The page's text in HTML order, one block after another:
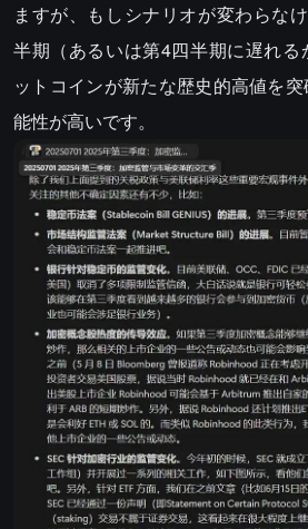
ますが、もしシナリオが変わらな
半期（あるいは第4四半期に遅れ
ットコインが新たな歴史的高値を
能性が高いです。